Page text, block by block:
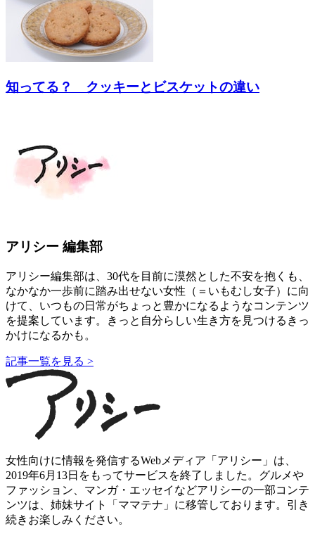
知ってる？ クッキーとビスケットの違い
アリシー 編集部
アリシー編集部は、30代を目前に漠然とした不安を抱くも、
なかなか一歩前に踏み出せない女性（＝いもむし女子）に向
けて、いつもの日常がちょっと豊かになるようなコンテンツ
を提案しています。きっと自分らしい生き方を見つけるきっ
かけになるかも。
記事一覧を見る >
女性向けに情報を発信するWebメディア「アリシー」は、
2019年6月13日をもってサービスを終了しました。グルメや
ファッション、マンガ・エッセイなどアリシーの一部コンテ
ンツは、姉妹サイト「ママテナ」に移管しております。引き
続きお楽しみください。